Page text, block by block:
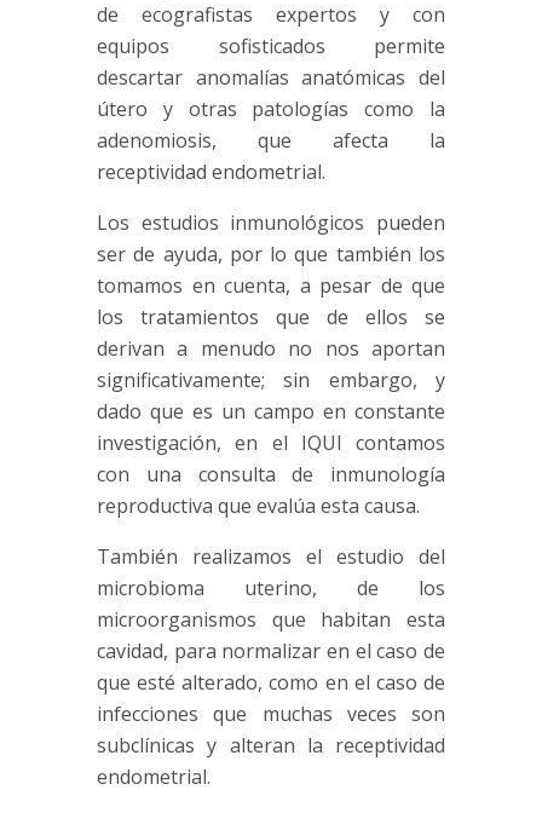
de ecografistas expertos y con
equipos sofisticados permite
descartar anomalías anatómicas del
útero y otras patologías como la
adenomiosis, que afecta la
receptividad endometrial.
Los estudios inmunológicos pueden
ser de ayuda, por lo que también los
tomamos en cuenta, a pesar de que
los tratamientos que de ellos se
derivan a menudo no nos aportan
significativamente; sin embargo, y
dado que es un campo en constante
investigación, en el IQUI contamos
con una consulta de inmunología
reproductiva que evalúa esta causa.
También realizamos el estudio del
microbioma uterino, de los
microorganismos que habitan esta
cavidad, para normalizar en el caso de
que esté alterado, como en el caso de
infecciones que muchas veces son
subclínicas y alteran la receptividad
endometrial.